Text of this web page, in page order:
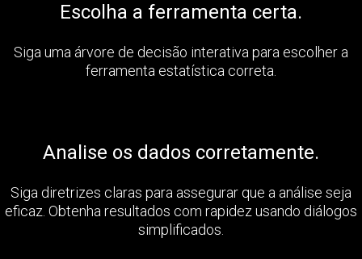
Escolha a ferramenta certa.
Siga uma árvore de decisão interativa para escolher a
ferramenta estatística correta.
Analise os dados corretamente.
Siga diretrizes claras para assegurar que a análise seja
eficaz. Obtenha resultados com rapidez usando diálogos
simplificados.